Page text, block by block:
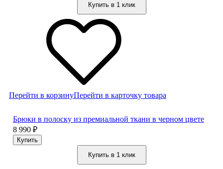
Купить в 1 клик
Перейти в корзинуПерейти в карточку товара
Брюки в полоску из премиальной ткани в черном цвете
8 990 ₽
Купить в 1 клик